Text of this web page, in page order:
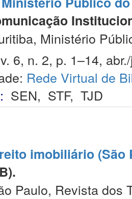
Ministério
6, n. 2, p. 1–14,
Rede Virtual de
SEN, STF, TJD
imobiliário (São
Paulo, Revista dos